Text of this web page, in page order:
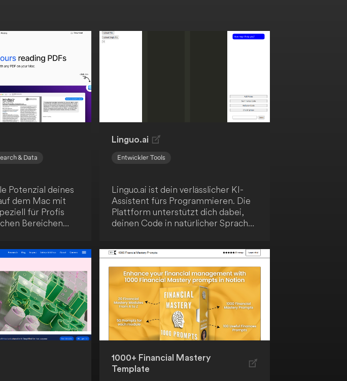
& Data
Potenzial deines
dem Mac mit
für Profis
Bereichen
Jurist oder HR-
für all deine
Pals dient als
für die
Dokumenten,
von
Linguo.ai
Entwickler Tools
Linguo.ai ist dein verlässlicher KI-
Assistent fürs Programmieren. Die
Plattform unterstützt dich dabei,
deinen Code in natürlicher Sprache
Mit Linguo.ai verbesserst du deinen
Code ganz einfach!
1000+ Financial Mastery
Template